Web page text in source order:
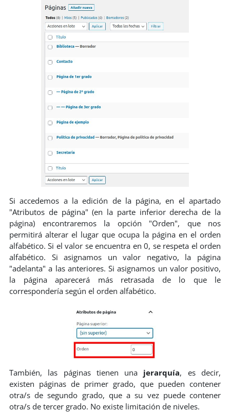
Si accedemos a la edición de la página, en el apartado
"Atributos de página" (en la parte inferior derecha de la
página) encontraremos la opción "Orden", que nos
permitirá alterar el lugar que ocupa la página en el orden
alfabético. Si el valor se encuentra en 0, se respeta el orden
alfabético. Si asignamos un valor negativo, la página
"adelanta" a las anteriores. Si asignamos un valor positivo,
la página aparecerá más retrasada de lo que le
correspondería según el orden alfabético.
También, las páginas tienen una jerarquía, es decir,
existen páginas de primer grado, que pueden contener
otra/s de segundo grado, que a su vez puede contener
otra/s de tercer grado. No existe limitación de niveles.